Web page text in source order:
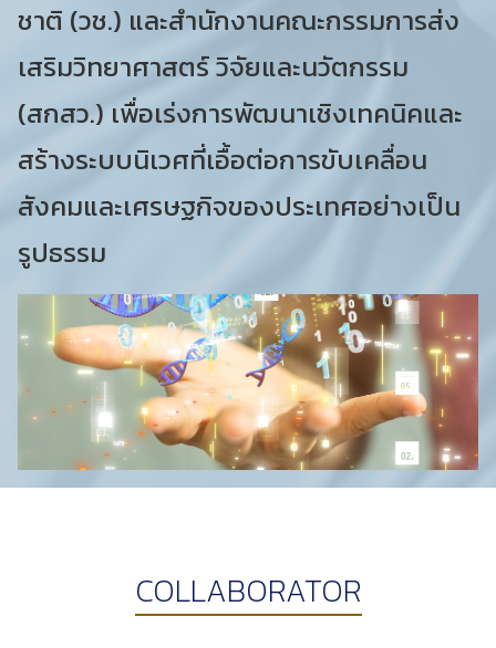
ชาติ (วช.) และสำนักงานคณะกรรมการส่ง
เสริมวิทยาศาสตร์ วิจัยและนวัตกรรม
(สกสว.) เพื่อเร่งการพัฒนาเชิงเทคนิคและ
สร้างระบบนิเวศที่เอื้อต่อการขับเคลื่อน
สังคมและเศรษฐกิจของประเทศอย่างเป็น
รูปธรรม
COLLABORATOR